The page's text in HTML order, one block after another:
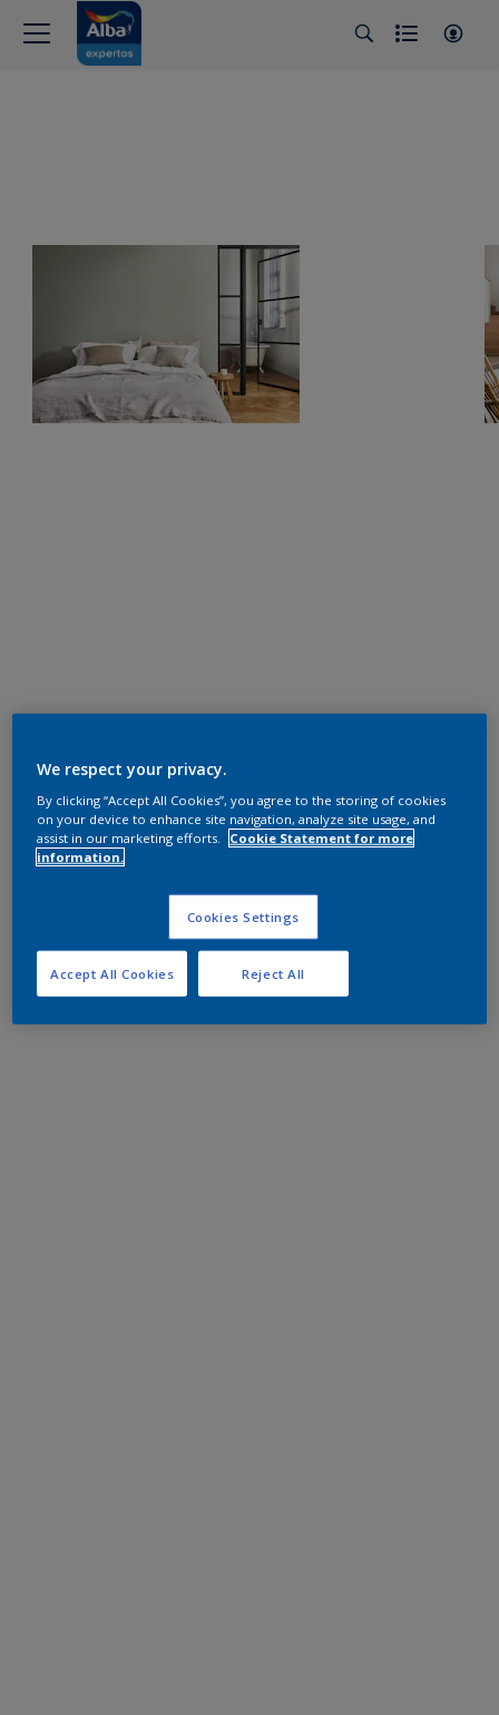
We respect your privacy.
By clicking “Accept All Cookies”, you agree to the storing of cookies
on your device to enhance site navigation, analyze site usage, and
assist in our marketing efforts.
Cookie Statement for more
information.
Cookies Settings
Reject All
Accept All Cookies